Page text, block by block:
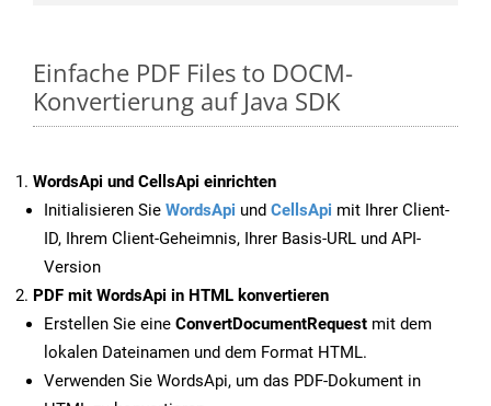
Einfache PDF Files to DOCM-
Konvertierung auf Java SDK
WordsApi und CellsApi einrichten
Initialisieren Sie WordsApi und CellsApi mit Ihrer Client-
ID, Ihrem Client-Geheimnis, Ihrer Basis-URL und API-
Version
PDF mit WordsApi in HTML konvertieren
Erstellen Sie eine ConvertDocumentRequest mit dem
lokalen Dateinamen und dem Format HTML.
Verwenden Sie WordsApi, um das PDF-Dokument in